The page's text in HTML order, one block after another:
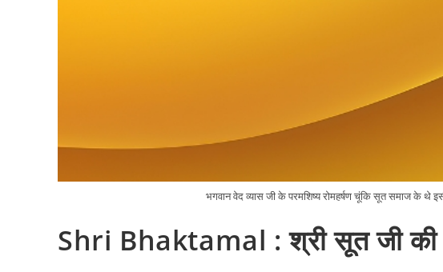
भगवान वेद व्यास जी के परमशिष्य रोमहर्षण चूंकि सूत समाज के थे
Shri Bhaktamal : श्री सूत जी